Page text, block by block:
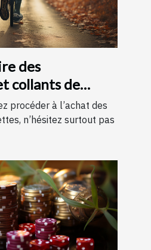
des
collants de
procéder à l’achat des
n’hésitez surtout pas